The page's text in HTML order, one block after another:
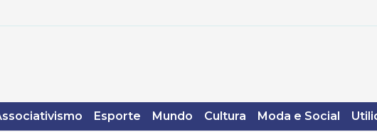
Esporte Mundo Cultura Moda e Social